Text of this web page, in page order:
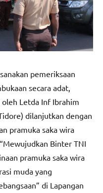
pemeriksaan
secara adat,
Letda Inf Ibrahim
dilanjutkan dengan
pramuka saka wira
Binter TNI
pramuka saka wira
muda yang
di Lapangan